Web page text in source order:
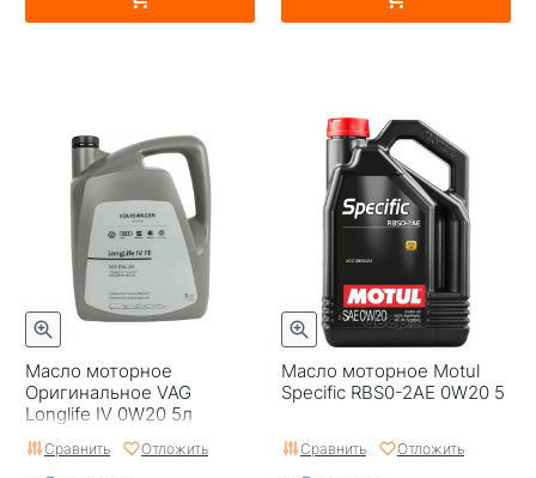
Масло моторное
Оригинальное VAG
Longlife IV 0W20 5л
Сравнить Отложить
Масло моторное Motul
Specific RBS0-2AE 0W20 5
Сравнить Отложить